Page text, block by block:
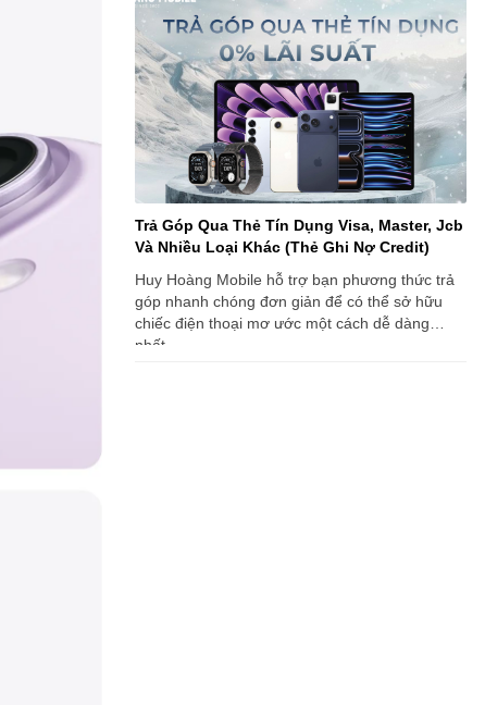
Trả Góp Qua Thẻ Tín Dụng Visa, Master, Jcb
Và Nhiều Loại Khác (Thẻ Ghi Nợ Credit)
Huy Hoàng Mobile hỗ trợ bạn phương thức trả
góp nhanh chóng đơn giản để có thể sở hữu
chiếc điện thoại mơ ước một cách dễ dàng
nhất.